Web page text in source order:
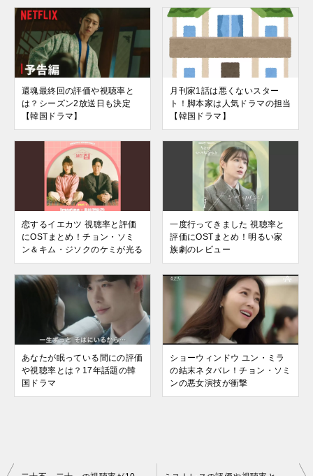
還魂最終回の評価や視聴率と
は？シーズン2放送日も決定
【韓国ドラマ】
月刊家1話は悪くないスター
ト！脚本家は人気ドラマの担当
【韓国ドラマ】
恋するイエカツ 視聴率と評価
にOSTまとめ！チョン・ソミ
ン＆キム・ジソクのケミが光る
一度行ってきました 視聴率と
評価にOSTまとめ！明るい家
族劇のレビュー
あなたが眠っている間にの評価
や視聴率とは？17年話題の韓
国ドラマ
ショーウィンドウ ユン・ミラ
の結末ネタバレ！チョン・ソミ
ンの悪女演技が衝撃